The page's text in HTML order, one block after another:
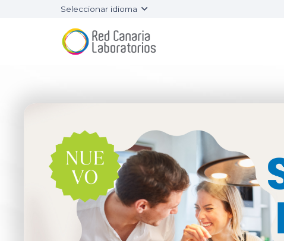
Seleccionar idioma